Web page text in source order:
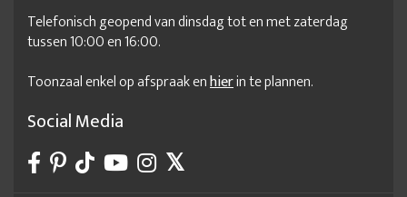
Telefonisch geopend van dinsdag tot en met zaterdag
tussen 10:00 en 16:00.
Toonzaal enkel op afspraak enhierin te plannen.
Social Media